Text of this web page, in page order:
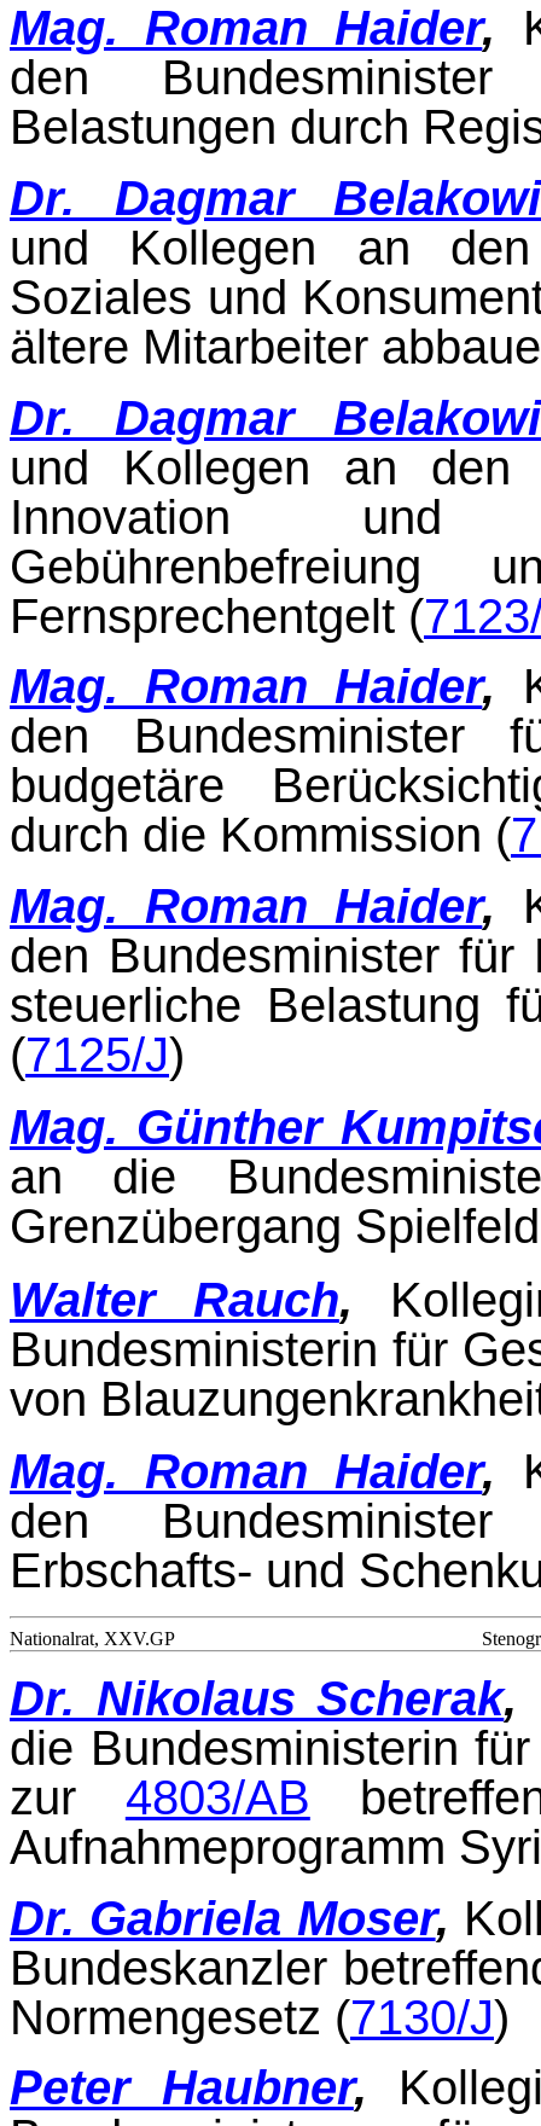
Mag. Roman Haider,
den
Belastungen durch
Dr. Dagmar
und Kollegen an
Soziales und
ältere Mitarbei­ter
Dr. Dagmar
und Kollegen an den
Innovation und
Gebührenbefreiung
Fernsprechentgelt (
Mag. Roman Haider,
den Bundesminister
budgetäre
durch die Kommis­sion (
Mag. Roman Haider,
den Bundesminister für
steuerliche Belastung
(7125/J)
Mag. Günther
an die
Grenzübergang
Walter Rauch,
Bundesministerin für
von
Mag. Roman Haider,
den
Erbschafts- und
Nationalrat, XXV.GP
Dr. Nikolaus Scherak,
die Bundesministerin
zur 4803/AB
Aufnahmepro­gramm
Dr. Gabriela Moser,
Bundeskanzler
Normengesetz (7130/J)
Peter Haubner,